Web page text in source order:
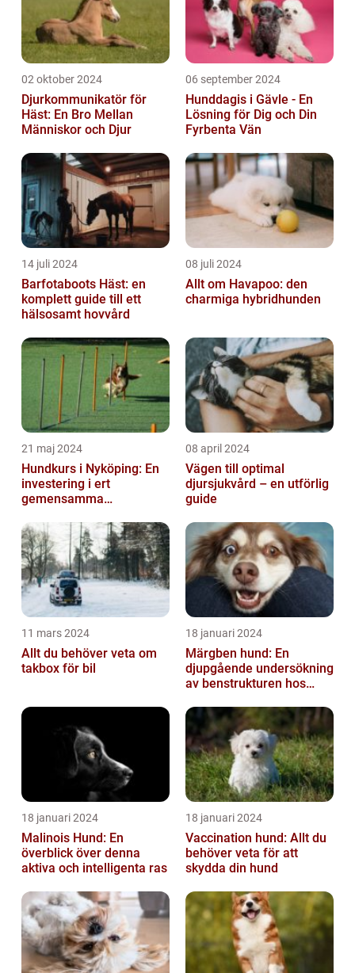
02 oktober 2024
Djurkommunikatör för
Häst: En Bro Mellan
Människor och Djur
06 september 2024
Hunddagis i Gävle - En
Lösning för Dig och Din
Fyrbenta Vän
14 juli 2024
Barfotaboots Häst: en
komplett guide till ett
hälsosamt hovvård
08 juli 2024
Allt om Havapoo: den
charmiga hybridhunden
21 maj 2024
Hundkurs i Nyköping: En
investering i ert
gemensamma
08 april 2024
Vägen till optimal
djursjukvård – en utförlig
guide
11 mars 2024
Allt du behöver veta om
takbox för bil
18 januari 2024
Märgben hund: En
djupgående undersökning
av benstrukturen hos
18 januari 2024
Malinois Hund: En
överblick över denna
aktiva och intelligenta ras
18 januari 2024
Vaccination hund: Allt du
behöver veta för att
skydda din hund